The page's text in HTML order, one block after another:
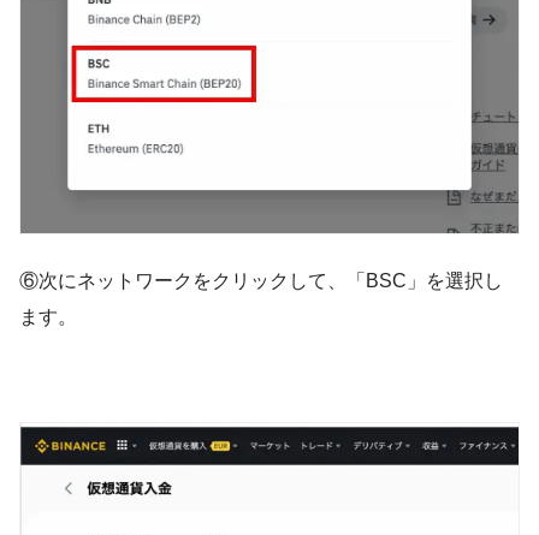
⑥次にネットワークをクリックして、「BSC」を選択し
ます。